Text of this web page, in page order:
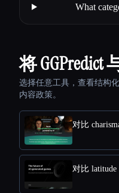
What
将
选择任意工具，查看结构
内容政策。
对比
对比 latitude